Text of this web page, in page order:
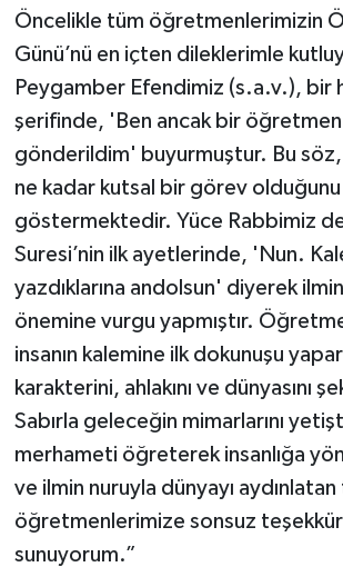
Öncelikle tüm öğretmenlerimizin
Günü’nü en içten dileklerimle
Peygamber Efendimiz (s.a.v.), bir
şerifinde, 'Ben ancak bir
gönderildim' buyurmuştur. Bu
ne kadar kutsal bir görev olduğunu
göstermektedir. Yüce Rabbimiz
Suresi’nin ilk ayetlerinde, 'Nun.
yazdıklarına andolsun' diyerek
önemine vurgu yapmıştır.
insanın kalemine ilk dokunuşu
karakterini, ahlakını ve dünyasını
Sabırla geleceğin mimarlarını
merhameti öğreterek insanlığa
ve ilmin nuruyla dünyayı aydınlatan
öğretmenlerimize sonsuz
sunuyorum.”
TARİH
Genel
Politika
YEREL
BÖLGEDEN
ASAYİŞ
SEÇİM 2015
ÇEVRE
BİLİM VE TEKNOLOJİ